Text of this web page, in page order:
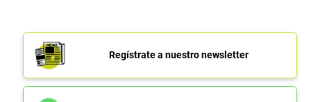
Regístrate a nuestro newsletter